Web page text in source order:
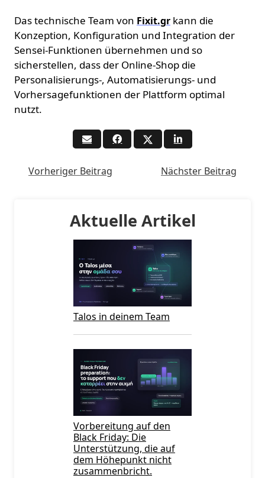
Das technische Team von Fixit.gr kann die
Konzeption, Konfiguration und Integration der
Sensei-Funktionen übernehmen und so
sicherstellen, dass der Online-Shop die
Personalisierungs-, Automatisierungs- und
Vorhersagefunktionen der Plattform optimal
nutzt.
Vorheriger Beitrag Nächster Beitrag
Aktuelle Artikel
Talos in deinem Team
Vorbereitung auf den
Black Friday: Die
Unterstützung, die auf
dem Höhepunkt nicht
zusammenbricht.